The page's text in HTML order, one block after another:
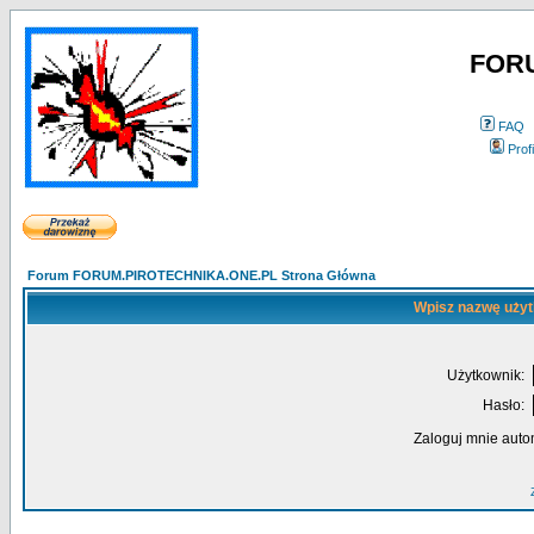
FAQ
Forum FORUM.PIROTECHNIKA.ONE.PL Strona Główna
Wpisz nazwę
Użytkownik:
Hasło:
Zaloguj mnie